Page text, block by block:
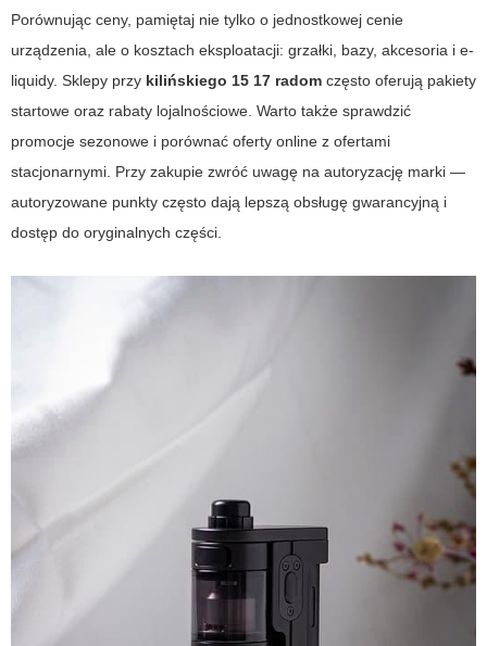
Porównując ceny, pamiętaj nie tylko o jednostkowej cenie
urządzenia, ale o kosztach eksploatacji: grzałki, bazy, akcesoria i e-
liquidy. Sklepy przy kilińskiego 15 17 radom często oferują pakiety
startowe oraz rabaty lojalnościowe. Warto także sprawdzić
promocje sezonowe i porównać oferty online z ofertami
stacjonarnymi. Przy zakupie zwróć uwagę na autoryzację marki —
autoryzowane punkty często dają lepszą obsługę gwarancyjną i
dostęp do oryginalnych części.